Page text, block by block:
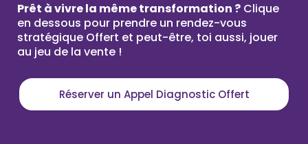
Prêt à vivre la même transformation ? Clique
en dessous pour prendre un rendez-vous
stratégique Offert et peut-être, toi aussi, jouer
au jeu de la vente !
Réserver un Appel Diagnostic Offert